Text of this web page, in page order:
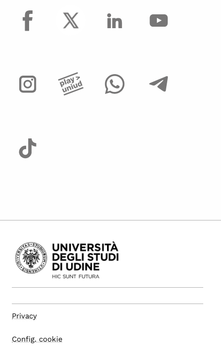
facebook
Privacy
Config. cookie